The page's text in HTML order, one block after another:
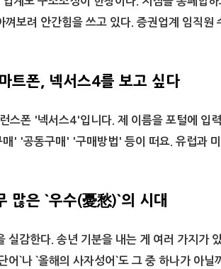
보려 안간힘을 쓰고 있다. 증권업계 임직원
트폰, 넥서스4를 보고 싶다
스폰 '넥서스4'입니다. 제 이름을 포털에 입
' '공동구매' '구매방법' 등이 떠요. 유럽과
많은 `우수(憂愁)`의 시대
실감한다. 송년 기분을 내는 게 여러 가지가
어`나 `올해의 사자성어`도 그 중 하나가 아닐